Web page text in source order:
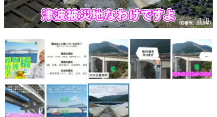
特集記事
マンガ
女性向け
アプリレビュー
その他
電ファミニコゲーマーとは？
8 / 8